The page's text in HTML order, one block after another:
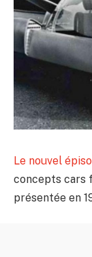
Le nouvel
concepts cars
présentée en